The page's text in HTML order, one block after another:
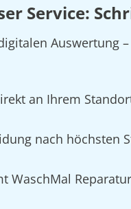
Service:
Auswertung
an Ihrem
nach
WaschMal